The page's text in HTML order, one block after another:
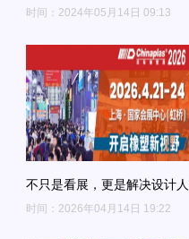
时间：2024年05月14日 09:13
不只是看展，更是解决设计
时间：2026年04月14日 19:22